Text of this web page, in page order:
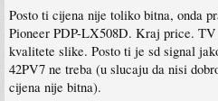
Posto ti cijena nije toliko bitna, onda
Pioneer PDP-LX508D. Kraj price.
kvalitete slike. Posto ti je sd signal
42PV7 ne treba (u slucaju da nisi
cijena nije bitna).